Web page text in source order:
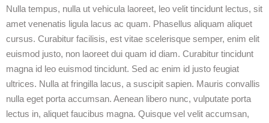
Nulla tempus, nulla ut vehicula laoreet, leo velit tincidunt lectus, sit
amet venenatis ligula lacus ac quam. Phasellus aliquam aliquet
cursus. Curabitur facilisis, est vitae scelerisque semper, enim elit
euismod justo, non laoreet dui quam id diam. Curabitur tincidunt
magna id leo euismod tincidunt. Sed ac enim id justo feugiat
ultrices. Nulla at fringilla lacus, a suscipit sapien. Mauris convallis
nulla eget porta accumsan. Aenean libero nunc, vulputate porta
lectus in, aliquet faucibus magna. Quisque vel velit accumsan,